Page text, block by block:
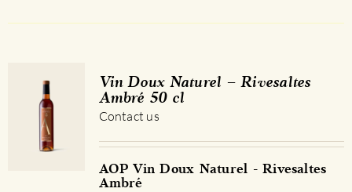
options
choisies
sur
Vin Doux Naturel – Rivesaltes
Ambré 50 cl
Contact us
AOP Vin Doux Naturel - Rivesaltes
Ambré